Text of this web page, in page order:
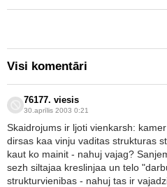
Visi komentāri
76177. viesis
30.aprīlis 2003 0:21
Skaidrojums ir ljoti vienkarsh:
dirsas kaa vinju vaditas strukturas
kaut ko mainit - nahuj vajag?
sezh siltajaa kreslinjaa un telo
strukturvienibas - nahuj tas ir